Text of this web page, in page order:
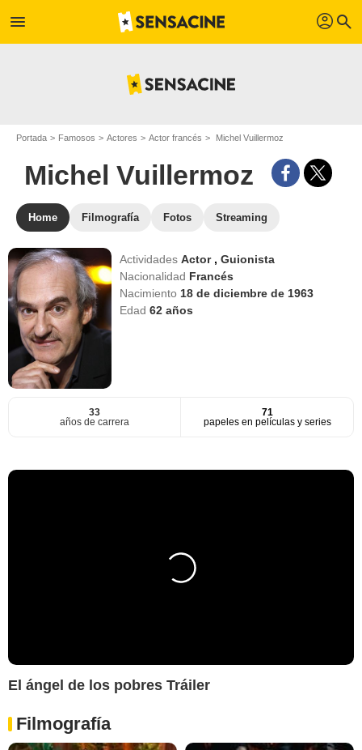
menu profil search
Portada Famosos Actores Actor francés Michel Vuillermoz
Michel Vuillermoz
Home Filmografía Fotos Streaming
ActividadesActor ,Guionista
Nacionalidad Francés
Nacimiento 18 de diciembre de 1963
Edad62 años
33
años de carrera
71
papeles en películas y series
El ángel de los pobres Tráiler
Filmografía